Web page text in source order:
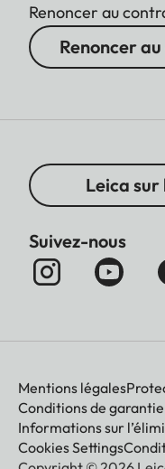
Renoncer au
Renoncer
Leica sur
Suivez-nous
Mentions légales
Conditions de garantie
Informations sur
Cookies Settings